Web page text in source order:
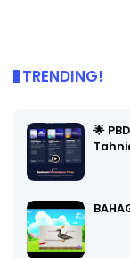
TRENDING!
🌟